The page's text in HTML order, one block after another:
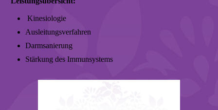
Kinesiologie
Ausleitungsverfahren
Darmsanierung
Stärkung des Immunsystems